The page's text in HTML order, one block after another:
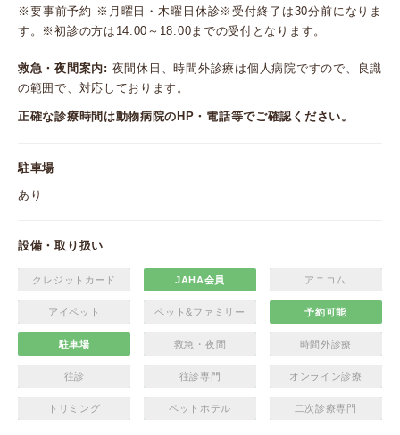
※要事前予約 ※月曜日・木曜日休診※受付終了は30分前になりま
す。※初診の方は14:00～18:00までの受付となります。
救急・夜間案内: 夜間休日、時間外診療は個人病院ですので、良識
の範囲で、対応しております。
正確な診療時間は動物病院のHP・電話等でご確認ください。
駐車場
あり
設備・取り扱い
クレジットカード JAHA会員 アニコム
アイペット ペット&ファミリー 予約可能
駐車場 救急・夜間 時間外診療
往診 往診専門 オンライン診療
トリミング ペットホテル 二次診療専門